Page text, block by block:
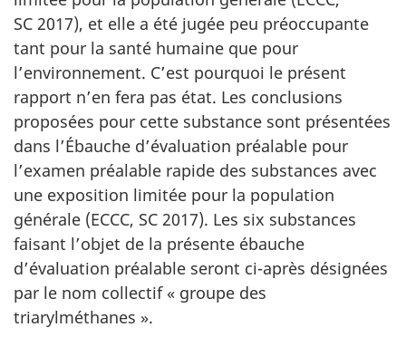
SC 2017), et elle a été jugée peu préoccupante
tant pour la santé humaine que pour
l’environnement. C’est pourquoi le présent
rapport n’en fera pas état. Les conclusions
proposées pour cette substance sont présentées
dans l’Ébauche d’évaluation préalable pour
l’examen préalable rapide des substances avec
une exposition limitée pour la population
générale (ECCC, SC 2017). Les six substances
faisant l’objet de la présente ébauche
d’évaluation préalable seront ci-après désignées
par le nom collectif « groupe des
triarylméthanes ».